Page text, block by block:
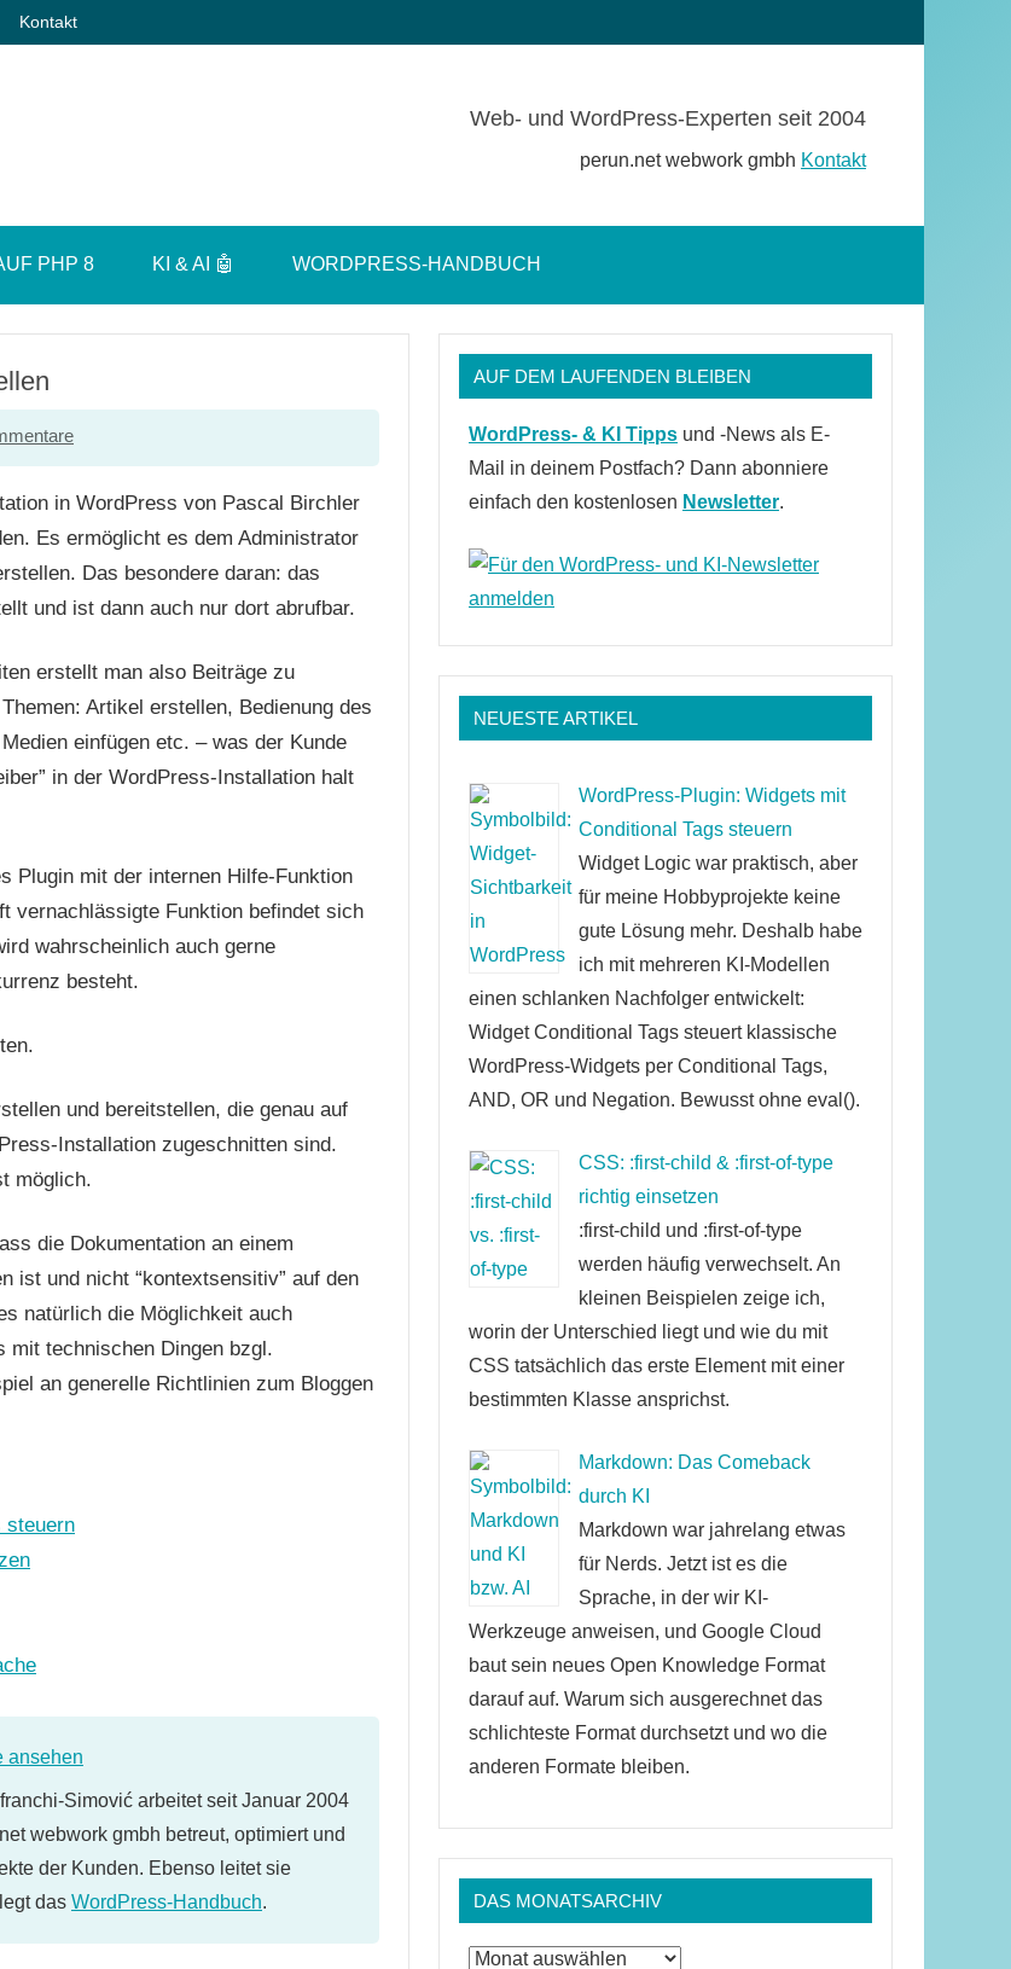
Kontakt
Web- und WordPress-Experten seit 2004
perun.net webwork gmbh Kontakt
öffnen
PHP 8 KI & AI 🤖 WORDPRESS-HANDBUCH
in WordPress von Pascal Birchler
Es ermöglicht es dem Administrator
Das besondere daran: das
und ist dann auch nur dort abrufbar.
erstellt man also Beiträge zu
Artikel erstellen, Bedienung des
einfügen etc. – was der Kunde
in der WordPress-Installation halt
Plugin mit der internen Hilfe-Funktion
vernachlässigte Funktion befindet sich
wahrscheinlich auch gerne
besteht.
und bereitstellen, die genau auf
Installation zugeschnitten sind.
möglich.
die Dokumentation an einem
ist und nicht “kontextsensitiv” auf den
natürlich die Möglichkeit auch
mit technischen Dingen bzgl.
an generelle Richtlinien zum Bloggen
steuern
ansehen
Simović arbeitet seit Januar 2004
webwork gmbh betreut, optimiert und
der Kunden. Ebenso leitet sie
das WordPress-Handbuch.
AUF DEM LAUFENDEN BLEIBEN
WordPress- & KI Tipps und -News als E-
Mail in deinem Postfach? Dann abonniere
einfach den kostenlosen Newsletter.
NEUESTE ARTIKEL
WordPress-Plugin: Widgets mit
Conditional Tags steuern
Widget Logic war praktisch, aber
für meine Hobbyprojekte keine
gute Lösung mehr. Deshalb habe
ich mit mehreren KI-Modellen
einen schlanken Nachfolger entwickelt:
Widget Conditional Tags steuert klassische
WordPress-Widgets per Conditional Tags,
AND, OR und Negation. Bewusst ohne eval().
CSS: :first-child & :first-of-type
richtig einsetzen
:first-child und :first-of-type
werden häufig verwechselt. An
kleinen Beispielen zeige ich,
worin der Unterschied liegt und wie du mit
CSS tatsächlich das erste Element mit einer
bestimmten Klasse ansprichst.
Markdown: Das Comeback
durch KI
Markdown war jahrelang etwas
für Nerds. Jetzt ist es die
Sprache, in der wir KI-
Werkzeuge anweisen, und Google Cloud
baut sein neues Open Knowledge Format
darauf auf. Warum sich ausgerechnet das
schlichteste Format durchsetzt und wo die
anderen Formate bleiben.
DAS MONATSARCHIV
Das